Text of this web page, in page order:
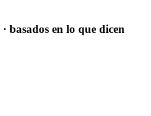
· basados en lo que dicen